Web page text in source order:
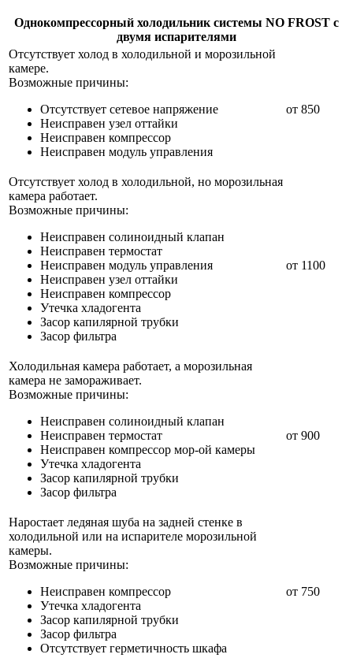
Однокомпрессорный холодильник системы NO FROST с
двумя испарителями
Отсутствует холод в холодильной и морозильной
камере.
Возможные причины:
Отсутствует сетевое напряжение
Неисправен узел оттайки
Неисправен компрессор
Неисправен модуль управления
от 850
Отсутствует холод в холодильной, но морозильная
камера работает.
Возможные причины:
Неисправен солиноидный клапан
Неисправен термостат
Неисправен модуль управления
Неисправен узел оттайки
Неисправен компрессор
Утечка хладогента
Засор капилярной трубки
Засор фильтра
от 1100
Холодильная камера работает, а морозильная
камера не замораживает.
Возможные причины:
Неисправен солиноидный клапан
Неисправен термостат
Неисправен компрессор мор-ой камеры
Утечка хладогента
Засор капилярной трубки
Засор фильтра
от 900
Наростает ледяная шуба на задней стенке в
холодильной или на испарителе морозильной
камеры.
Возможные причины:
Неисправен компрессор
Утечка хладогента
Засор капилярной трубки
Засор фильтра
Отсутствует герметичность шкафа
от 750